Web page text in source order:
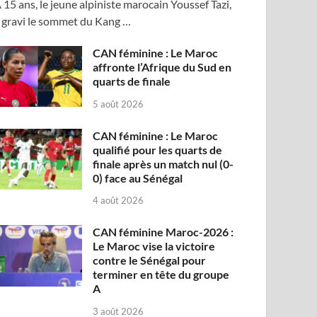
15 ans, le jeune alpiniste marocain Youssef Tazi,
gravi le sommet du Kang …
CAN féminine : Le Maroc
affronte l’Afrique du Sud en
quarts de finale
5 août 2026
CAN féminine : Le Maroc
qualifié pour les quarts de
finale après un match nul (0-
0) face au Sénégal
4 août 2026
CAN féminine Maroc-2026 :
Le Maroc vise la victoire
contre le Sénégal pour
terminer en tête du groupe
A
3 août 2026